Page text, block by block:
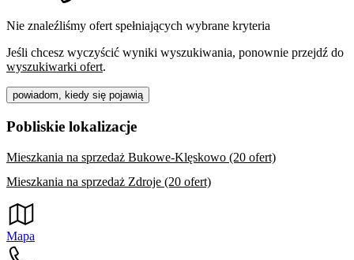
Nie znaleźliśmy ofert spełniających wybrane kryteria
Jeśli chcesz wyczyścić wyniki wyszukiwania, ponownie przejdź do
wyszukiwarki ofert.
powiadom, kiedy się pojawią
Pobliskie lokalizacje
Mieszkania na sprzedaż Bukowe-Klęskowo (20 ofert)
Mieszkania na sprzedaż Zdroje (20 ofert)
Mapa